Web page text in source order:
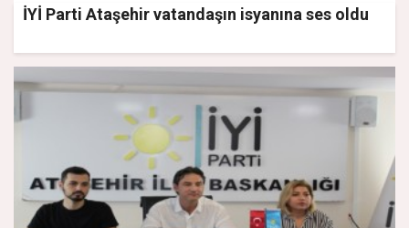
İYİ Parti Ataşehir vatandaşın isyanına ses oldu